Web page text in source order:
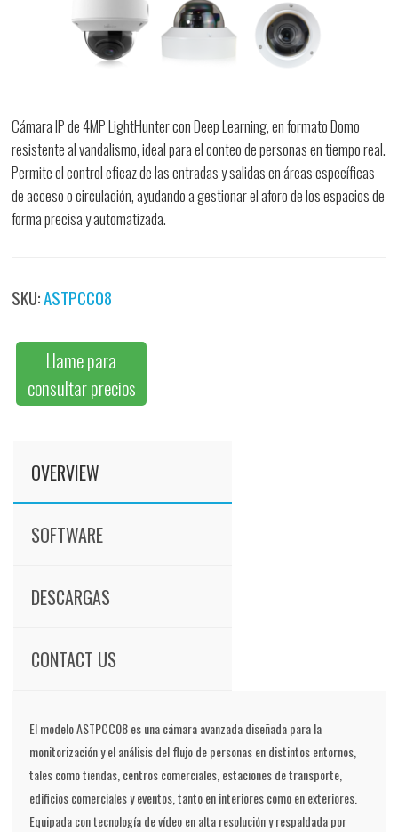
Cámara IP de 4MP LightHunter con Deep Learning, en formato Domo
resistente al vandalismo, ideal para el conteo de personas en tiempo real.
Permite el control eficaz de las entradas y salidas en áreas específicas
de acceso o circulación, ayudando a gestionar el aforo de los espacios de
forma precisa y automatizada.
SKU:ASTPCC08
Llame para
consultar precios
OVERVIEW
SOFTWARE
DESCARGAS
CONTACT US
El modelo ASTPCC08 es una cámara avanzada diseñada para la
monitorización y el análisis del flujo de personas en distintos entornos,
tales como tiendas, centros comerciales, estaciones de transporte,
edificios comerciales y eventos, tanto en interiores como en exteriores.
Equipada con tecnología de vídeo en alta resolución y respaldada por